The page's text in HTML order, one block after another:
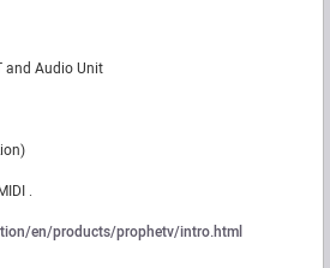
and Audio Unit
.
en/products/prophetv/intro.html